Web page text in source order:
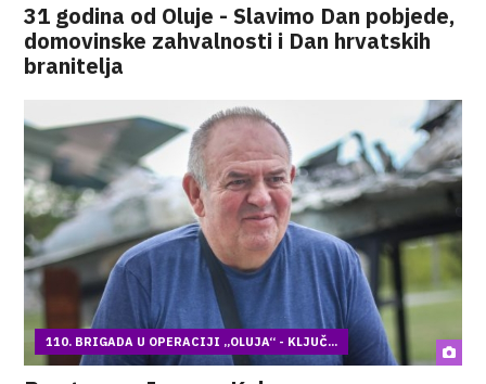
31 godina od Oluje - Slavimo Dan pobjede,
domovinske zahvalnosti i Dan hrvatskih
branitelja
110. BRIGADA U OPERACIJI „OLUJA“ - KLJUČ...